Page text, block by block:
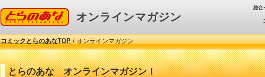
コミックとらのあな オンラインマガジン
総合
コミックとらのあなTOP/ オンラインマガジン
とらのあな オンラインマガジン！